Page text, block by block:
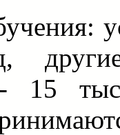
15